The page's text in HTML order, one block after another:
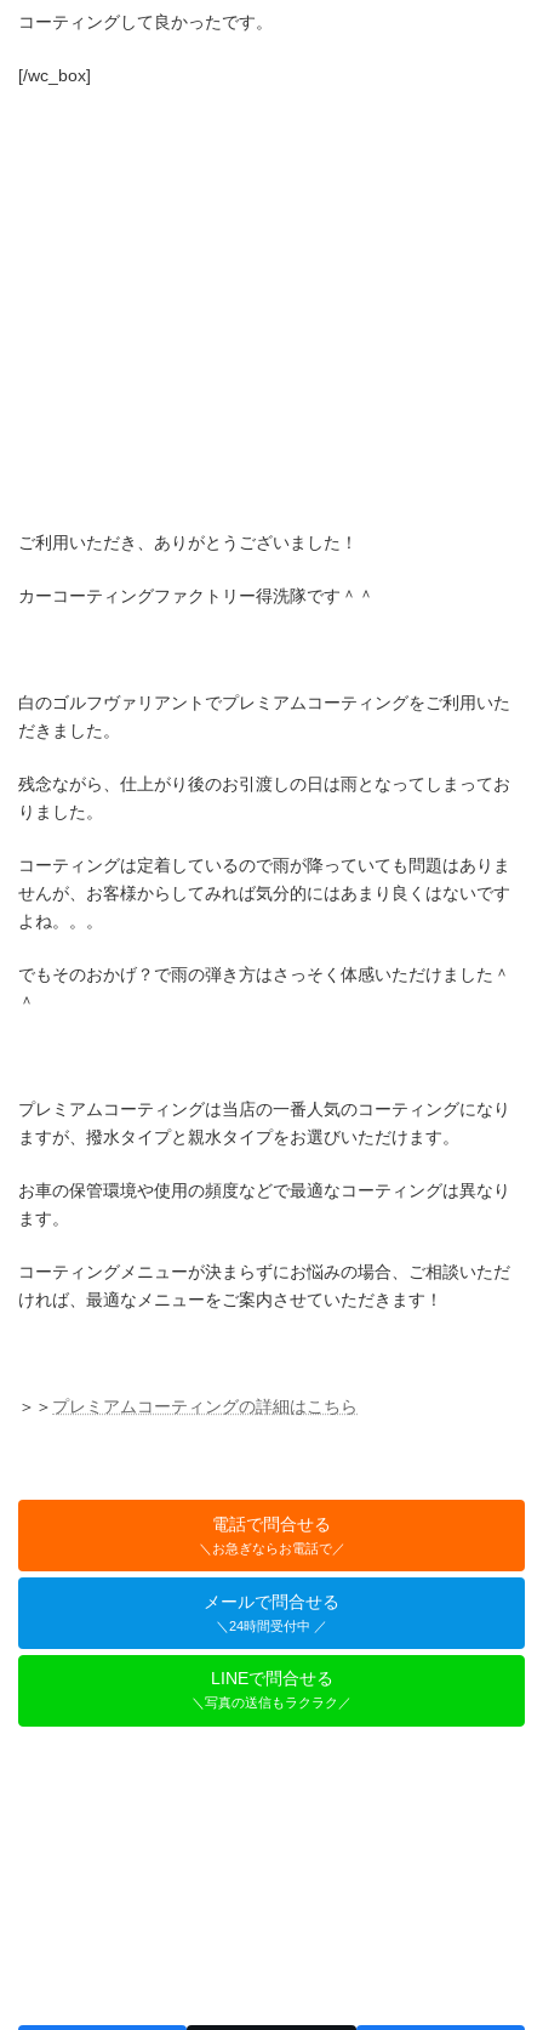
コーティングして良かったです。
[/wc_box]
ご利用いただき、ありがとうございました！
カーコーティングファクトリー得洗隊です＾＾
白のゴルフヴァリアントでプレミアムコーティングをご利用いた
だきました。
残念ながら、仕上がり後のお引渡しの日は雨となってしまってお
りました。
コーティングは定着しているので雨が降っていても問題はありま
せんが、お客様からしてみれば気分的にはあまり良くはないです
よね。。。
でもそのおかげ？で雨の弾き方はさっそく体感いただけました＾
＾
プレミアムコーティングは当店の一番人気のコーティングになり
ますが、撥水タイプと親水タイプをお選びいただけます。
お車の保管環境や使用の頻度などで最適なコーティングは異なり
ます。
コーティングメニューが決まらずにお悩みの場合、ご相談いただ
ければ、最適なメニューをご案内させていただきます！
＞＞ プレミアムコーティングの詳細はこちら
電話で問合せる
＼お急ぎならお電話で／
メールで問合せる
＼24時間受付中 ／
LINEで問合せる
＼写真の送信もラクラク／